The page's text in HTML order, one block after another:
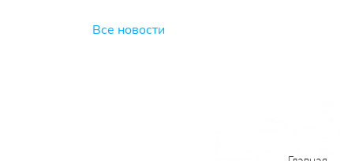
Все новости